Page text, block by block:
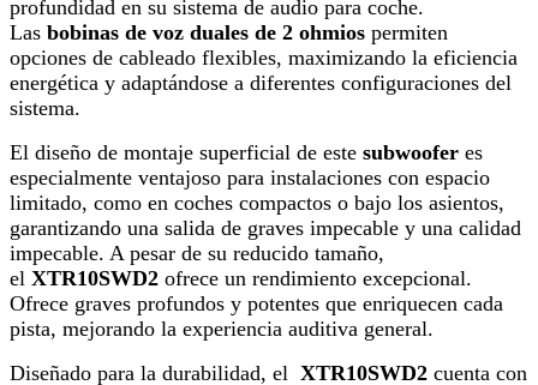
profundidad en su sistema de audio para coche.
Las bobinas de voz duales de 2 ohmios permiten
opciones de cableado flexibles, maximizando la eficiencia
energética y adaptándose a diferentes configuraciones del
sistema.
El diseño de montaje superficial de este subwoofer es
especialmente ventajoso para instalaciones con espacio
limitado, como en coches compactos o bajo los asientos,
garantizando una salida de graves impecable y una calidad
impecable. A pesar de su reducido tamaño,
el XTR10SWD2 ofrece un rendimiento excepcional.
Ofrece graves profundos y potentes que enriquecen cada
pista, mejorando la experiencia auditiva general.
Diseñado para la durabilidad, el XTR10SWD2 cuenta con